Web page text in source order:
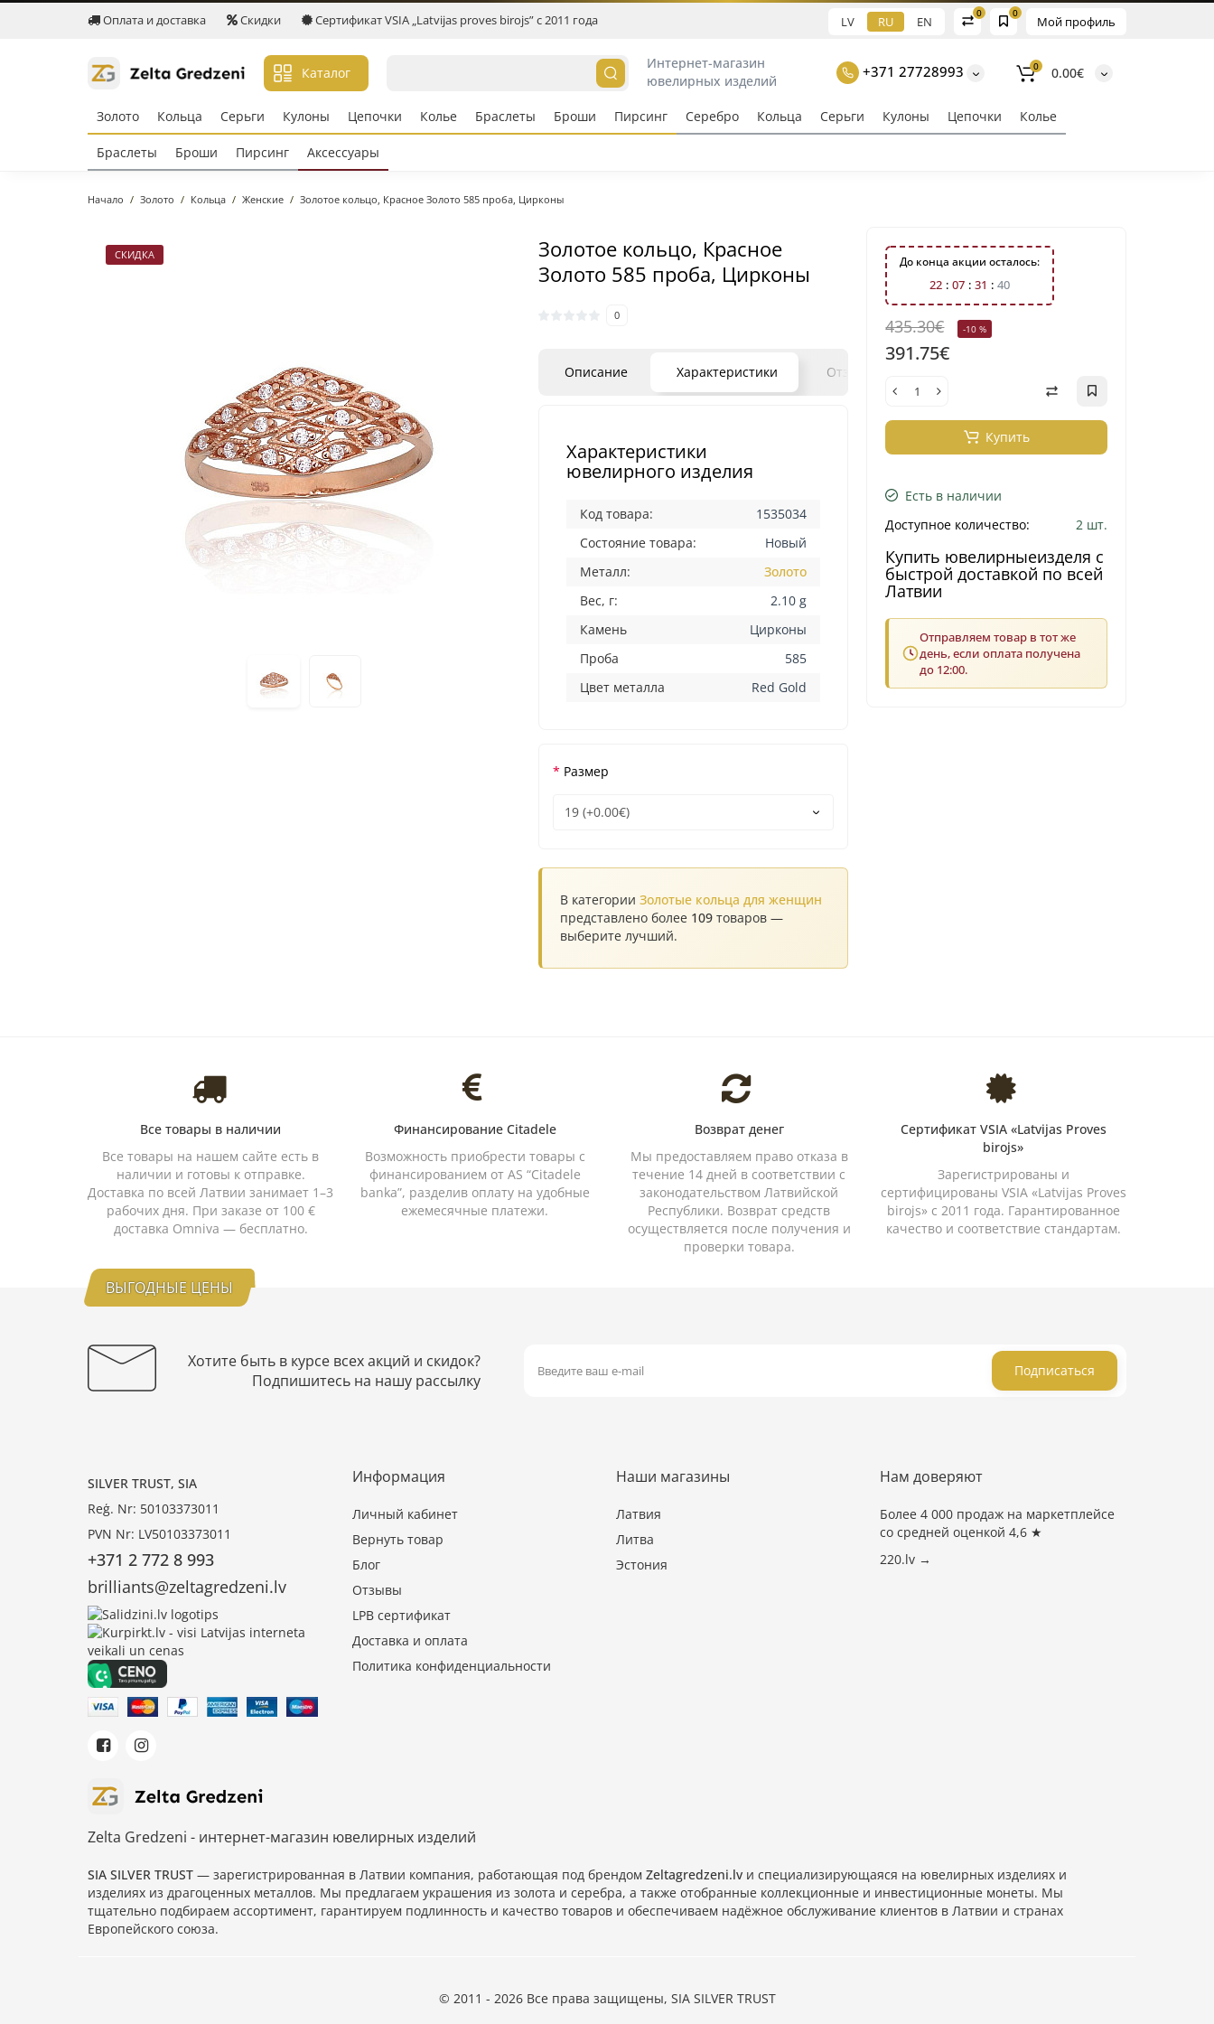
Оплата и доставка Скидки Сертификат VSIA „Latvijas proves birojs” c 2011 года Мой профиль
0
0
LV RU EN
Каталог
Интернет-магазин
ювелирных изделий
+371 27728993 0 0.00€
Золото Кольцa Серьги Кулоны Цепочки Колье Браслеты Броши Пирсинг Серебро Кольцa Серьги Кулоны Цепочки Колье
Браслеты Броши Пирсинг Аксессуары
Начало Золото Кольцa Женские Золотое кольцо, Красное Золото 585 проба, Цирконы
СКИДКА
Золотое кольцо, Красное
Золото 585 проба, Цирконы
0
Описание Характеристики Отзывы 0
Характеристики
ювелирного изделия
Код товара:
1535034
Состояние товара:
Новый
Металл:
Золото
Вес, г:
2.10 g
Камень
Цирконы
Проба
585
Цвет металла
Red Gold
Размер
В категорииЗолотые кольца для женщин
представлено более 109 товаров —
выберите лучший.
До конца акции осталось:
22 07 31 39
435.30€ -10 %
391.75€
Купить
Есть в наличии
Доступное количество:
2 шт.
Купить ювелирныеизделя с
быстрой доставкой по всей
Латвии
Отправляем товар в тот же
день, если оплата получена
до 12:00.
Все товары в наличии
Все товары на нашем сайте есть в
наличии и готовы к отправке.
Доставка по всей Латвии занимает 1–3
рабочих дня. При заказе от 100 €
доставка Omniva — бесплатно.
Финансирование Citadele
Возможность приобрести товары с
финансированием от AS “Citadele
banka”, разделив оплату на удобные
ежемесячные платежи.
Возврат денег
Мы предоставляем право отказа в
течение 14 дней в соответствии с
законодательством Латвийской
Республики. Возврат средств
осуществляется после получения и
проверки товара.
Сертификат VSIA «Latvijas Proves
birojs»
Зарегистрированы и
сертифицированы VSIA «Latvijas Proves
birojs» с 2011 года. Гарантированное
качество и соответствие стандартам.
ВЫГОДНЫЕ ЦЕНЫ
Хотите быть в курсе всех акций и скидок?
Подпишитесь на нашу рассылку
Подписаться
SILVER TRUST, SIA
Reģ. Nr: 50103373011
PVN Nr: LV50103373011
+371 2 772 8 993
brilliants@zeltagredzeni.lv
Информация
Личный кабинет
Вернуть товар
Блог
Отзывы
LPB сертификат
Доставка и оплата
Политика конфиденциальности
Наши магазины
Латвия
Литва
Эстония
Нам доверяют
Более 4 000 продаж на маркетплейсе
со средней оценкой 4,6 ★
220.lv →
Zelta Gredzeni - интернет-магазин ювелирных изделий
SIA SILVER TRUST — зарегистрированная в Латвии компания, работающая под брендом Zeltagredzeni.lv и специализирующаяся на ювелирных изделиях и
изделиях из драгоценных металлов. Мы предлагаем украшения из золота и серебра, а также отобранные коллекционные и инвестиционные монеты. Мы
тщательно подбираем ассортимент, гарантируем подлинность и качество товаров и обеспечиваем надёжное обслуживание клиентов в Латвии и странах
Европейского союза.
© 2011 - 2026 Все права защищены, SIA SILVER TRUST